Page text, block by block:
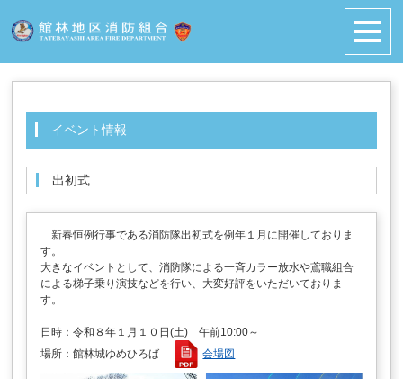
イベント情報
出初式
新春恒例行事である消防隊出初式を例年１月に開催しておりま
す。
大きなイベントとして、消防隊による一斉カラー放水や鳶職組合
による梯子乗り演技などを行い、大変好評をいただいておりま
す。
日時：令和８年１月１０日(土) 午前10:00～
場所：館林城ゆめひろば
会場図